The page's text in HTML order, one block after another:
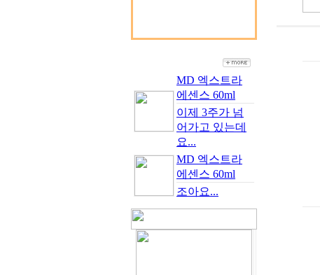
MD 엑스트라
에센스 60ml
이제 3주가 넘
어가고 있는데
요...
MD 엑스트라
에센스 60ml
조아요...